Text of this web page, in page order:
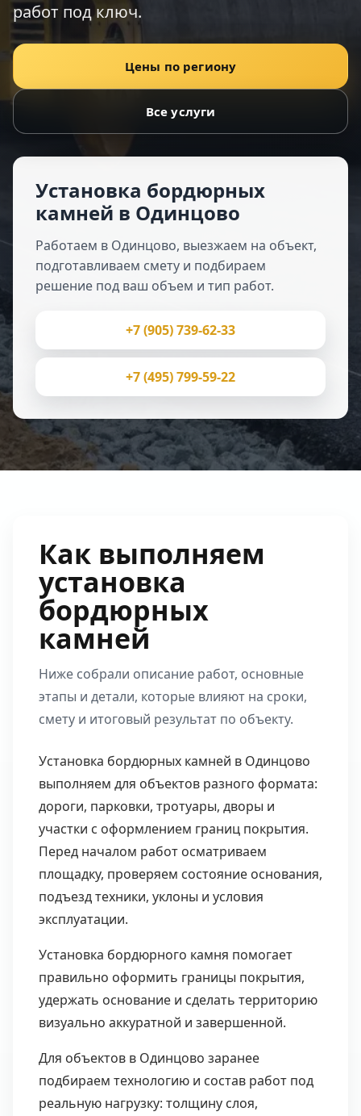
работ под ключ.
Цены по региону
Все услуги
Установка бордюрных
камней в Одинцово
Работаем в Одинцово, выезжаем на объект,
подготавливаем смету и подбираем
решение под ваш объем и тип работ.
+7 (905) 739-62-33
+7 (495) 799-59-22
Как выполняем
установка
бордюрных
камней
Ниже собрали описание работ, основные
этапы и детали, которые влияют на сроки,
смету и итоговый результат по объекту.
Установка бордюрных камней в Одинцово
выполняем для объектов разного формата:
дороги, парковки, тротуары, дворы и
участки с оформлением границ покрытия.
Перед началом работ осматриваем
площадку, проверяем состояние основания,
подъезд техники, уклоны и условия
эксплуатации.
Установка бордюрного камня помогает
правильно оформить границы покрытия,
удержать основание и сделать территорию
визуально аккуратной и завершенной.
Для объектов в Одинцово заранее
подбираем технологию и состав работ под
реальную нагрузку: толщину слоя,